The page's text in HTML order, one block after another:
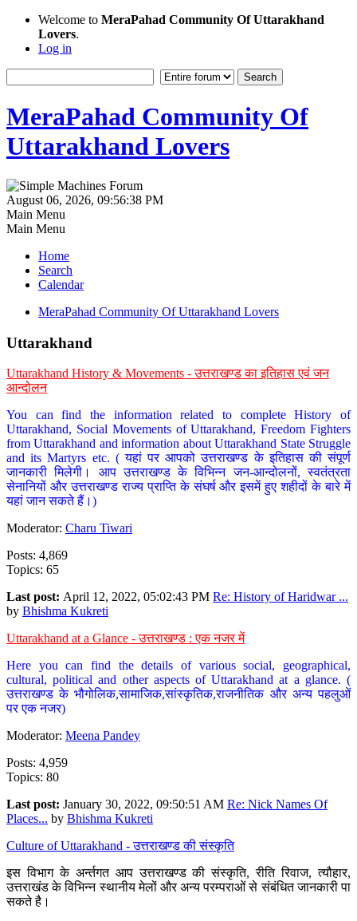
Welcome to MeraPahad Community Of Uttarakhand
Lovers.
Log in
MeraPahad Community Of
Uttarakhand Lovers
August 06, 2026, 09:56:38 PM
Main Menu
Main Menu
Home
Search
Calendar
MeraPahad Community Of Uttarakhand Lovers
Uttarakhand
Uttarakhand History & Movements - उत्तराखण्ड का इतिहास एवं जन
आन्दोलन
You can find the information related to complete History of
Uttarakhand, Social Movements of Uttarakhand, Freedom Fighters
from Uttarakhand and information about Uttarakhand State Struggle
and its Martyrs etc. ( यहां पर आपको उत्तराखण्ड के इतिहास की संपूर्ण
जानकारी मिलेगी। आप उत्तराखण्ड के विभिन्न जन-आन्दोलनों, स्वतंत्रता
सेनानियों और उत्तराखण्ड राज्य प्राप्ति के संघर्ष और इसमें हुए शहीदों के बारे में
यहां जान सकते हैं।)
Moderator: Charu Tiwari
Posts: 4,869
Topics: 65
Last post: April 12, 2022, 05:02:43 PM Re: History of Haridwar ...
by Bhishma Kukreti
Uttarakhand at a Glance - उत्तराखण्ड : एक नजर में
Here you can find the details of various social, geographical,
cultural, political and other aspects of Uttarakhand at a glance. (
उत्तराखण्ड के भौगोलिक,सामाजिक,सांस्कृतिक,राजनीतिक और अन्य पहलुओं
पर एक नजर)
Moderator: Meena Pandey
Posts: 4,959
Topics: 80
Last post: January 30, 2022, 09:50:51 AM Re: Nick Names Of
Places... by Bhishma Kukreti
Culture of Uttarakhand - उत्तराखण्ड की संस्कृति
इस विभाग के अर्न्तगत आप उत्तराखण्ड की संस्कृति, रीति रिवाज, त्यौहार,
उत्तराखंड के विभिन्न स्थानीय मेलों और अन्य परम्पराओं से संबंधित जानकारी पा
सकते है।